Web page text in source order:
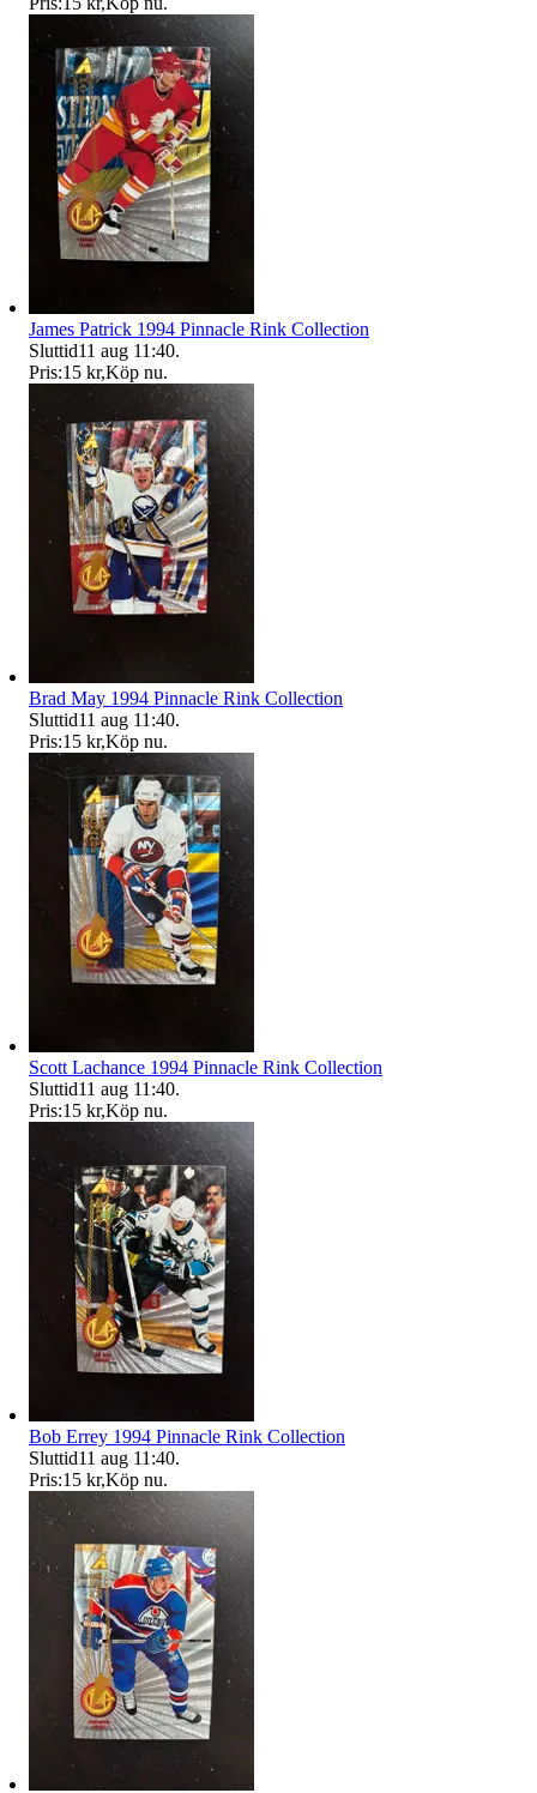
James Patrick 1994 Pinnacle Rink Collection
Sluttid11 aug 11:40.
Pris:15 kr,Köp nu.
Brad May 1994 Pinnacle Rink Collection
Sluttid11 aug 11:40.
Pris:15 kr,Köp nu.
Scott Lachance 1994 Pinnacle Rink Collection
Sluttid11 aug 11:40.
Pris:15 kr,Köp nu.
Bob Errey 1994 Pinnacle Rink Collection
Sluttid11 aug 11:40.
Pris:15 kr,Köp nu.